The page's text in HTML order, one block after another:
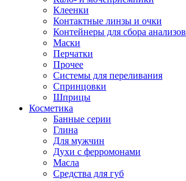
Клеенки
Контактные линзы и очки
Контейнеры для сбора анализов
Маски
Перчатки
Прочее
Системы для переливания
Спринцовки
Шприцы
Косметика
Банные серии
Глина
Для мужчин
Духи с ферромонами
Масла
Средства для губ